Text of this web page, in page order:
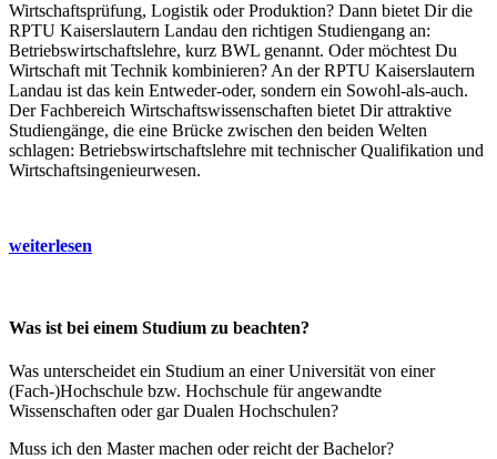
Wirtschaftsprüfung, Logistik oder Produktion? Dann bietet Dir die
RPTU Kaiserslautern Landau den richtigen Studiengang an:
Betriebswirtschaftslehre, kurz BWL genannt. Oder möchtest Du
Wirtschaft mit Technik kombinieren? An der RPTU Kaiserslautern
Landau ist das kein Entweder-oder, sondern ein Sowohl-als-auch.
Der Fachbereich Wirtschaftswissenschaften bietet Dir attraktive
Studiengänge, die eine Brücke zwischen den beiden Welten
schlagen: Betriebswirtschaftslehre mit technischer Qualifikation und
Wirtschaftsingenieurwesen.
weiterlesen
Was ist bei einem Studium zu beachten?
Was unterscheidet ein Studium an einer Universität von einer
(Fach-)Hochschule bzw. Hochschule für angewandte
Wissenschaften oder gar Dualen Hochschulen?
Muss ich den Master machen oder reicht der Bachelor?